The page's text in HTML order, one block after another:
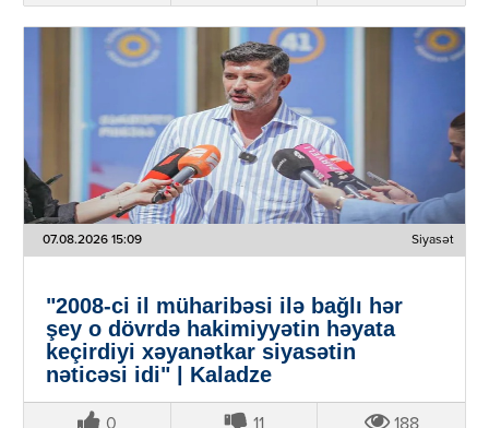
07.08.2026 15:09 Siyasət
"2008-ci il müharibəsi ilə bağlı hər
şey o dövrdə hakimiyyətin həyata
keçirdiyi xəyanətkar siyasətin
nəticəsi idi" | Kaladze
0 11 188